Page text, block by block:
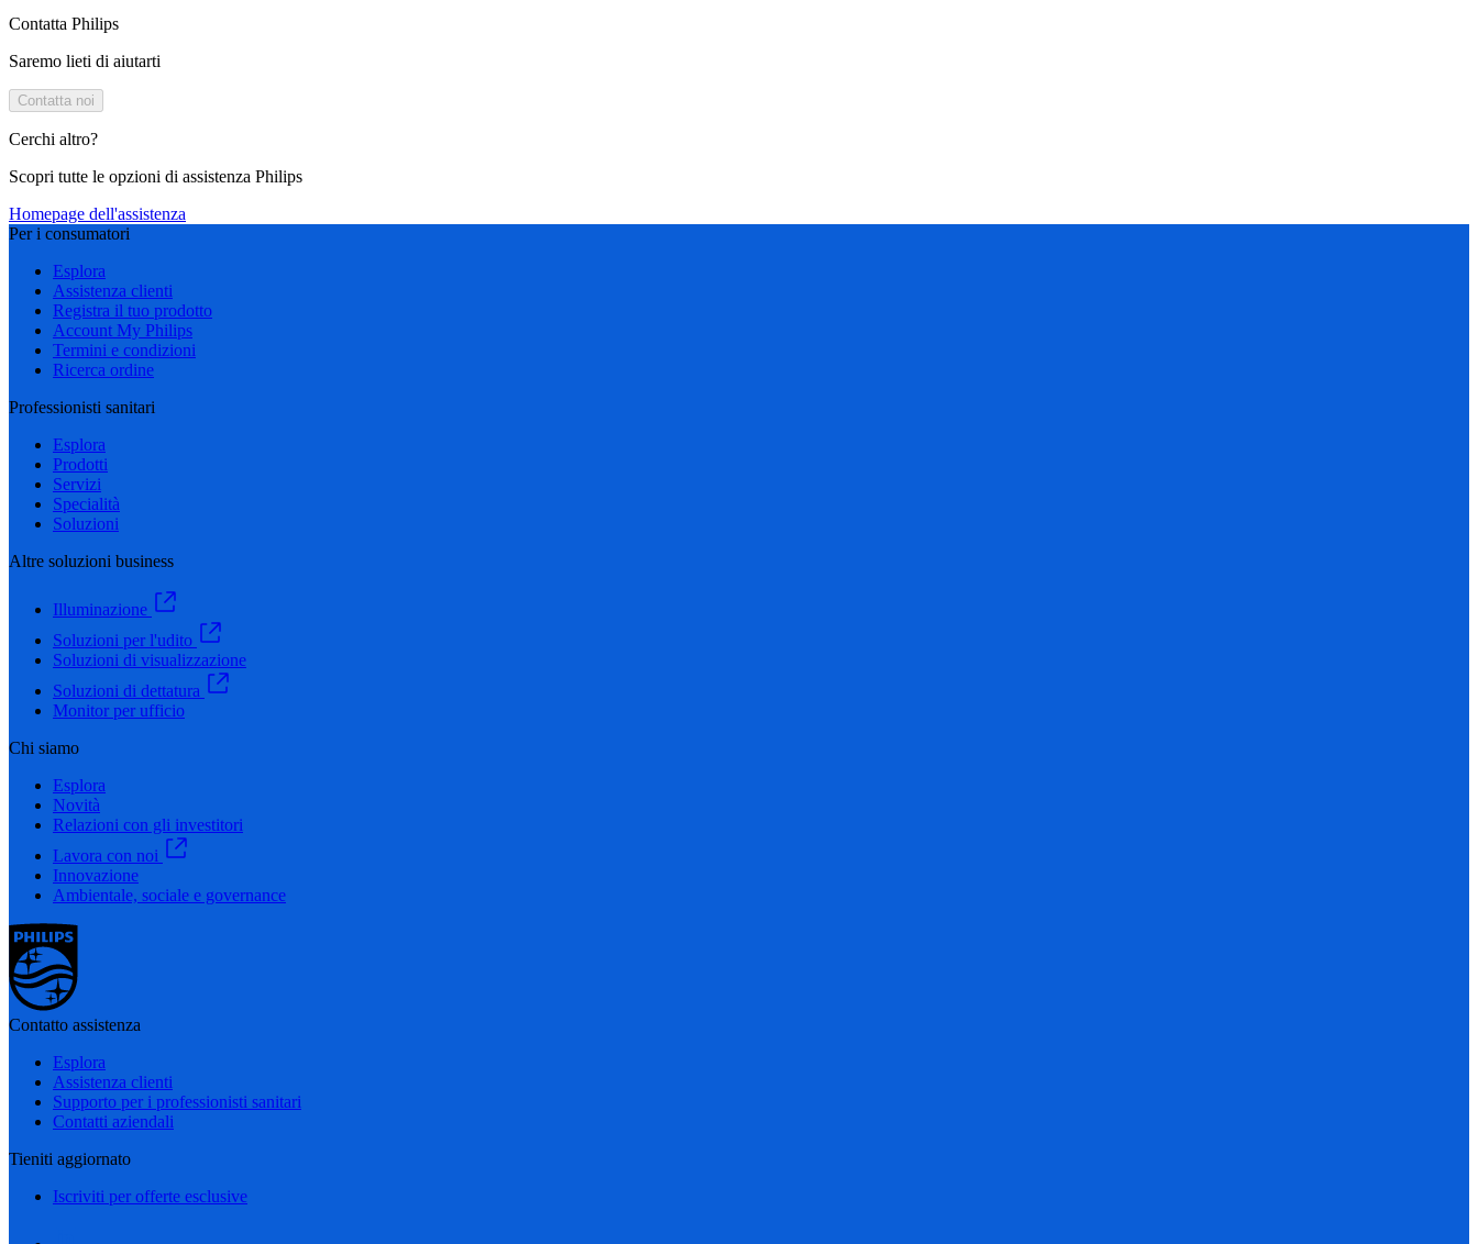
Contatta Philips
Saremo lieti di aiutarti
Contatta noi
Cerchi altro?
Scopri tutte le opzioni di assistenza Philips
Homepage dell'assistenza
Per i consumatori
Esplora
Assistenza clienti
Registra il tuo prodotto
Account My Philips
Termini e condizioni
Ricerca ordine
Professionisti sanitari
Esplora
Prodotti
Servizi
Specialità
Soluzioni
Altre soluzioni business
Illuminazione
Soluzioni per l'udito
Soluzioni di visualizzazione
Soluzioni di dettatura
Monitor per ufficio
Chi siamo
Esplora
Novità
Relazioni con gli investitori
Lavora con noi
Innovazione
Ambientale, sociale e governance
Contatto assistenza
Esplora
Assistenza clienti
Supporto per i professionisti sanitari
Contatti aziendali
Tieniti aggiornato
Iscriviti per offerte esclusive